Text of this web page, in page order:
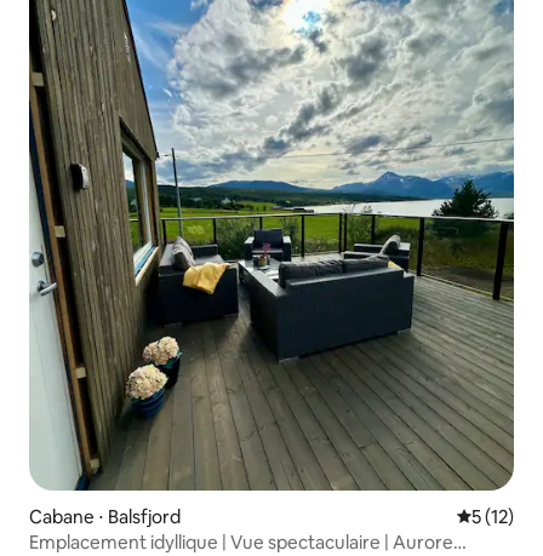
Cabane ⋅ Balsfjord
5 (12)
Emplacement idyllique | Vue spectaculaire | Aurore